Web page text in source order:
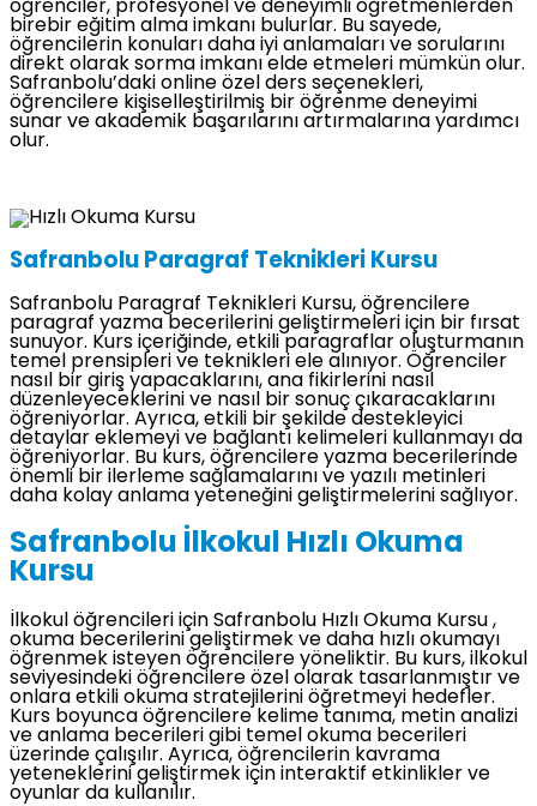
öğrenciler, profesyonel ve deneyimli öğretmenlerden
birebir eğitim alma imkanı bulurlar. Bu sayede,
öğrencilerin konuları daha iyi anlamaları ve sorularını
direkt olarak sorma imkanı elde etmeleri mümkün olur.
Safranbolu’daki online özel ders seçenekleri,
öğrencilere kişiselleştirilmiş bir öğrenme deneyimi
sunar ve akademik başarılarını artırmalarına yardımcı
olur.
Safranbolu Paragraf Teknikleri Kursu
Safranbolu Paragraf Teknikleri Kursu, öğrencilere
paragraf yazma becerilerini geliştirmeleri için bir fırsat
sunuyor. Kurs içeriğinde, etkili paragraflar oluşturmanın
temel prensipleri ve teknikleri ele alınıyor. Öğrenciler
nasıl bir giriş yapacaklarını, ana fikirlerini nasıl
düzenleyeceklerini ve nasıl bir sonuç çıkaracaklarını
öğreniyorlar. Ayrıca, etkili bir şekilde destekleyici
detaylar eklemeyi ve bağlantı kelimeleri kullanmayı da
öğreniyorlar. Bu kurs, öğrencilere yazma becerilerinde
önemli bir ilerleme sağlamalarını ve yazılı metinleri
daha kolay anlama yeteneğini geliştirmelerini sağlıyor.
Safranbolu İlkokul Hızlı Okuma
Kursu
İlkokul öğrencileri için Safranbolu Hızlı Okuma Kursu ,
okuma becerilerini geliştirmek ve daha hızlı okumayı
öğrenmek isteyen öğrencilere yöneliktir. Bu kurs, ilkokul
seviyesindeki öğrencilere özel olarak tasarlanmıştır ve
onlara etkili okuma stratejilerini öğretmeyi hedefler.
Kurs boyunca öğrencilere kelime tanıma, metin analizi
ve anlama becerileri gibi temel okuma becerileri
üzerinde çalışılır. Ayrıca, öğrencilerin kavrama
yeteneklerini geliştirmek için interaktif etkinlikler ve
oyunlar da kullanılır.